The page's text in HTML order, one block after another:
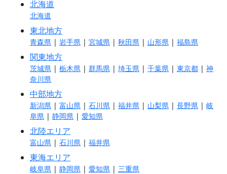
北海道
北海道
東北地方
青森県 | 岩手県 | 宮城県 | 秋田県 | 山形県 | 福島県
関東地方
茨城県 | 栃木県 | 群馬県 | 埼玉県 | 千葉県 | 東京都 | 神
奈川県
中部地方
新潟県 | 富山県 | 石川県 | 福井県 | 山梨県 | 長野県 | 岐
阜県 | 静岡県 | 愛知県
北陸エリア
富山県 | 石川県 | 福井県
東海エリア
岐阜県 | 静岡県 | 愛知県 | 三重県